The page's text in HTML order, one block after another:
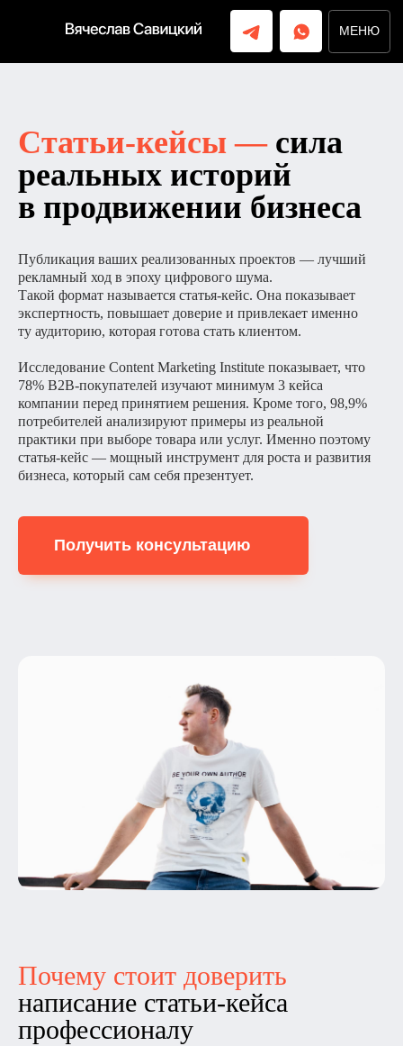
Статьи-кейсы —сила
реальных историй
в продвижении бизнеса
Публикация ваших реализованных проектов — лучший
рекламный ход в эпоху цифрового шума.
Такой формат называется статья-кейс. Она показывает
экспертность, повышает доверие и привлекает именно
ту аудиторию, которая готова стать клиентом.
Исследование Content Marketing Institute показывает, что
78% B2B-покупателей изучают минимум 3 кейса
компании перед принятием решения. Кроме того, 98,9%
потребителей анализируют примеры из реальной
практики при выборе товара или услуг. Именно поэтому
статья-кейс — мощный инструмент для роста и развития
бизнеса, который сам себя презентует.
Получить консультацию
Почему стоит доверить
написание статьи-кейса
профессионалу